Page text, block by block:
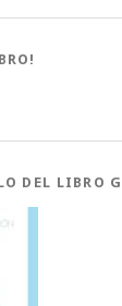
DEL LIBRO